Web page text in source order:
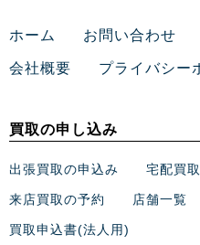
ホーム お問い合わせ
会社概要 プライバシー
買取の申し込み
出張買取の申込み 宅配買
来店買取の予約 店舗一覧
買取申込書(法人用)